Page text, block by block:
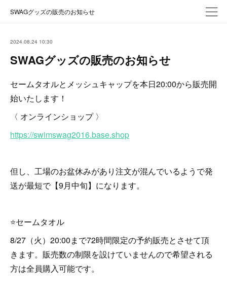
SWAGグッズの販売のお知らせ
2024.08.24 10:30
SWAGグッズの販売のお知らせ
セームタオルとメッシュキャップを本日20:00から販売開
始いたします！
〈 オンラインショップ 〉
https://swimswag2016.base.shop
但し、工場のお盆休みがあり注文が混んでいるようで発
送が最短で【9月中旬】になります。
⭐️セームタオル
8/27（火）20:00まで72時間限定の予約販売とさせて頂
きます。販売数の制限を設けていませんので希望される
方は全員購入可能です。